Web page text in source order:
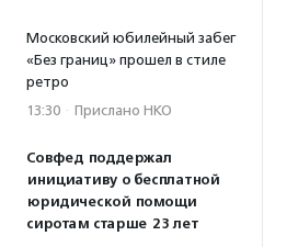
Московский юбилейный забег
«Без границ» прошел в стиле
ретро
13:30 · Прислано НКО
Совфед поддержал
инициативу о бесплатной
юридической помощи
сиротам старше 23 лет